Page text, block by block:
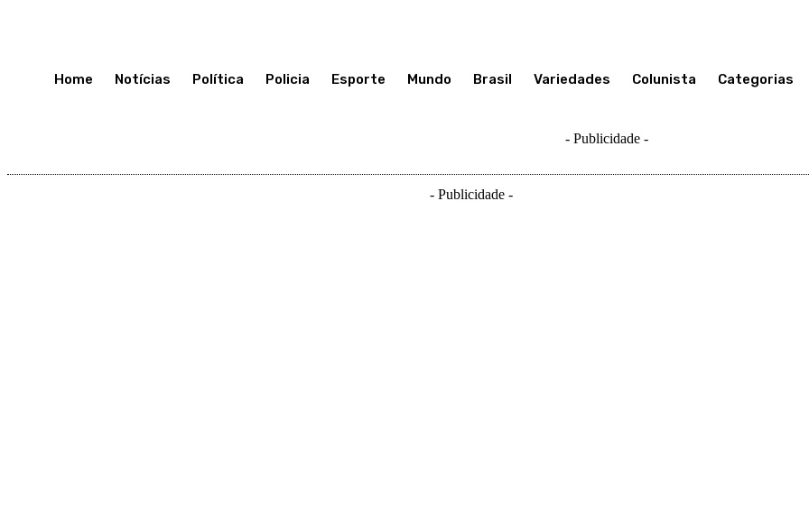
Home Notícias Política Policia Esporte Mundo Brasil Variedades Colunista Categorias
- Publicidade -
- Publicidade -